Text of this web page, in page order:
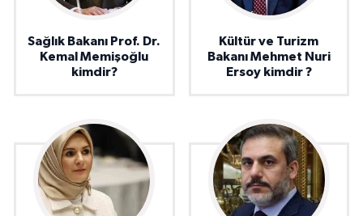
Sağlık Bakanı Prof. Dr.
Kemal Memişoğlu
kimdir?
Kültür ve Turizm
Bakanı Mehmet Nuri
Ersoy kimdir ?